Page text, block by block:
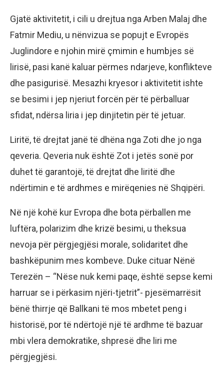
Gjatë aktivitetit, i cili u drejtua nga Arben Malaj dhe
Fatmir Mediu, u nënvizua se popujt e Evropës
Juglindore e njohin mirë çmimin e humbjes së
lirisë, pasi kanë kaluar përmes ndarjeve, konflikteve
dhe pasigurisë. Mesazhi kryesor i aktivitetit ishte
se besimi i jep njeriut forcën për të përballuar
sfidat, ndërsa liria i jep dinjitetin për të jetuar.
Liritë, të drejtat janë të dhëna nga Zoti dhe jo nga
qeveria. Qeveria nuk është Zot i jetës sonë por
duhet të garantojë, të drejtat dhe liritë dhe
ndërtimin e të ardhmes e mirëqenies në Shqipëri.
Në një kohë kur Evropa dhe bota përballen me
luftëra, polarizim dhe krizë besimi, u theksua
nevoja për përgjegjësi morale, solidaritet dhe
bashkëpunim mes kombeve. Duke cituar Nënë
Terezën – “Nëse nuk kemi paqe, është sepse kemi
harruar se i përkasim njëri-tjetrit”- pjesëmarrësit
bënë thirrje që Ballkani të mos mbetet peng i
historisë, por të ndërtojë një të ardhme të bazuar
mbi vlera demokratike, shpresë dhe liri me
përgjegjësi.